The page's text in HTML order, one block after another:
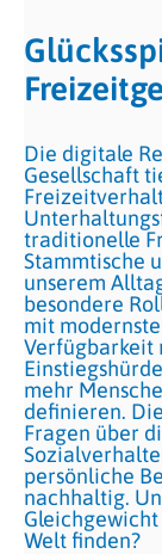
Die digitale
Gesellschaft
traditionelle
Stammtische
unserem
besondere
mit
Verfügbarkeit
mehr
definieren.
Fragen über
persönliche
nachhaltig.
Welt finden?